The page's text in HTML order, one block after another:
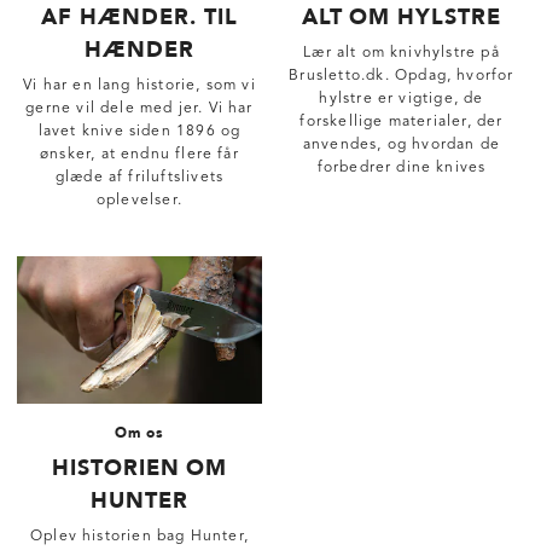
AF HÆNDER. TIL
HÆNDER
Vi har en lang historie, som vi
gerne vil dele med jer. Vi har
lavet knive siden 1896 og
ønsker, at endnu flere får
glæde af friluftslivets
oplevelser.
ALT OM HYLSTRE
Lær alt om knivhylstre på
Brusletto.dk. Opdag, hvorfor
hylstre er vigtige, de
forskellige materialer, der
anvendes, og hvordan de
forbedrer dine knives
Om os
HISTORIEN OM
HUNTER
Oplev historien bag Hunter,